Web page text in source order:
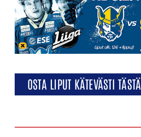
OSTA LIPUT KÄTEVÄSTI TÄSTÄ